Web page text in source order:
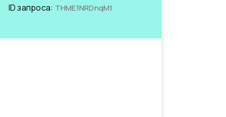
ID запроса: THME1NRDnqM1